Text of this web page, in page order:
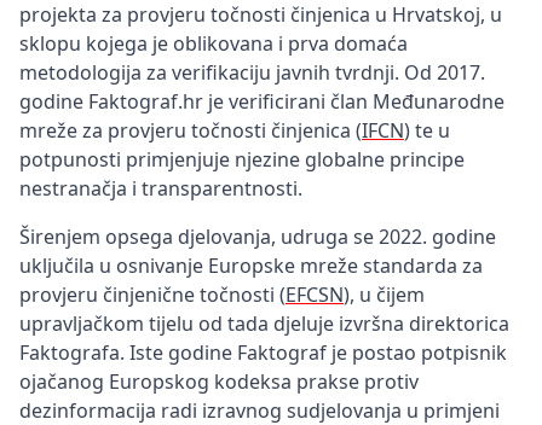
projekta za provjeru točnosti činjenica u Hrvatskoj, u
sklopu kojega je oblikovana i prva domaća
metodologija za verifikaciju javnih tvrdnji. Od 2017.
godine Faktograf.hr je verificirani član Međunarodne
mreže za provjeru točnosti činjenica (IFCN) te u
potpunosti primjenjuje njezine globalne principe
nestranačja i transparentnosti.
Širenjem opsega djelovanja, udruga se 2022. godine
uključila u osnivanje Europske mreže standarda za
provjeru činjenične točnosti (EFCSN), u čijem
upravljačkom tijelu od tada djeluje izvršna direktorica
Faktografa. Iste godine Faktograf je postao potpisnik
ojačanog Europskog kodeksa prakse protiv
dezinformacija radi izravnog sudjelovanja u primjeni